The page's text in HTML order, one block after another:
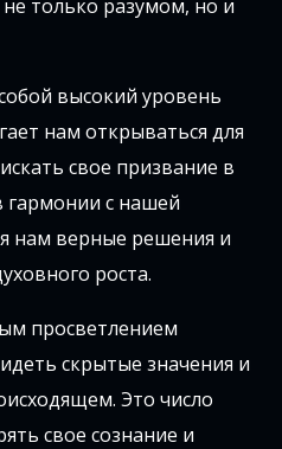
только разумом, но и
высокий уровень
нам открываться для
свое призвание в
гармонии с нашей
нам верные решения и
роста.
просветлением
скрытые значения и
Это число
свое сознание и